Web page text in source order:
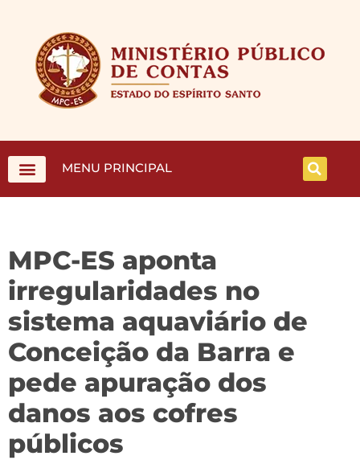
MENU PRINCIPAL
MPC-ES aponta
irregularidades no
sistema aquaviário de
Conceição da Barra e
pede apuração dos
danos aos cofres
públicos